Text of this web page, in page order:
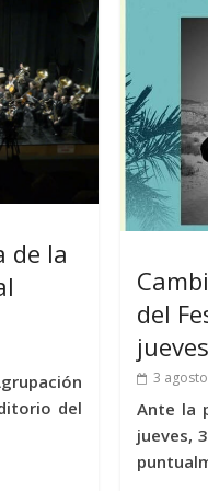
de la
del
del
jueves
3
Ante la
jueves,